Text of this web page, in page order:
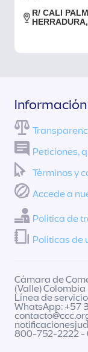
R/ CALI
Peticiones,
Términos y
Accede a
Política de
Políticas de
Cámara de
(Valle) Colombia
Línea de
WhatsApp: +57
800-752-2222 -